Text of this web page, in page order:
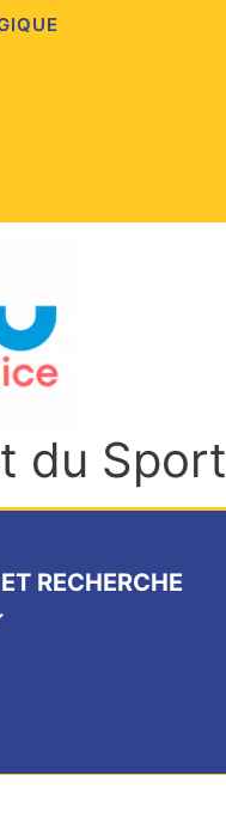
du Sport
RECHERCHE